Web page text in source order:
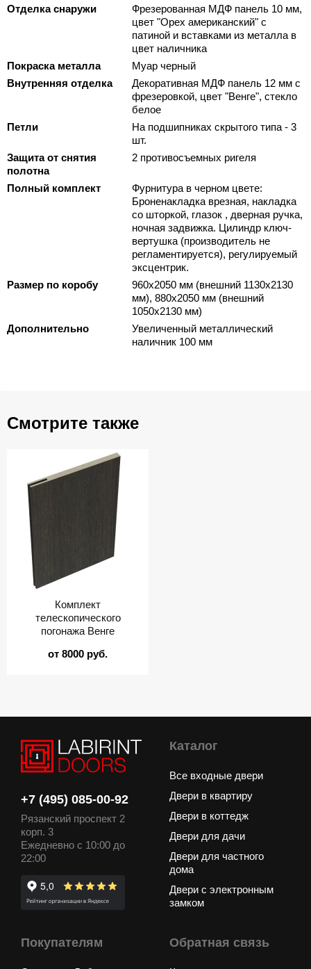
Отделка снаружи
Фрезерованная МДФ панель 10 мм,
цвет "Орех американский" с
патиной и вставками из металла в
цвет наличника
Покраска металла
Муар черный
Внутренняя отделка
Декоративная МДФ панель 12 мм с
фрезеровкой, цвет "Венге", стекло
белое
Петли
На подшипниках скрытого типа - 3
шт.
Защита от снятия
полотна
2 противосъемных ригеля
Полный комплект
Фурнитура в черном цвете:
Броненакладка врезная, накладка
со шторкой, глазок , дверная ручка,
ночная задвижка. Цилиндр ключ-
вертушка (производитель не
регламентируется), регулируемый
эксцентрик.
Размер по коробу
960х2050 мм (внешний 1130х2130
мм), 880х2050 мм (внешний
1050х2130 мм)
Дополнительно
Увеличенный металлический
наличник 100 мм
Смотрите также
Комплект
телескопического
погонажа Венге
от 8000 руб.
+7 (495) 085-00-92
Рязанский проспект 2
корп. 3
Ежедневно с 10:00 до
22:00
Каталог
Все входные двери
Двери в квартиру
Двери в коттедж
Двери для дачи
Двери для частного
дома
Двери с электронным
замком
Покупателям Обратная связь